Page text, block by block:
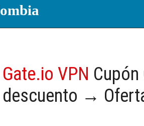
Gate.io VPN
descuento →